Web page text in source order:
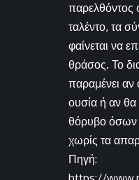
παρελθόντος
ταλέντο, τα
φαίνεται να
θράσος. Το
παραμένει αν
ουσία ή αν
θόρυβο όσων
χωρίς τα
Πηγή: